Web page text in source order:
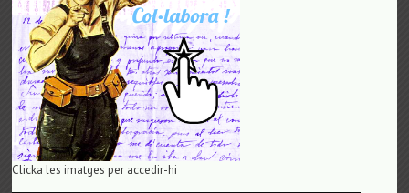
Clicka les imatges per accedir-hi